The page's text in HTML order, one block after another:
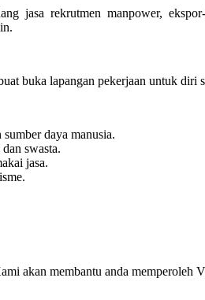
jasa rekrutmen manpower,
buka lapangan pekerjaan untuk
daya manusia.
swasta.
jasa.
akan membantu anda memperoleh